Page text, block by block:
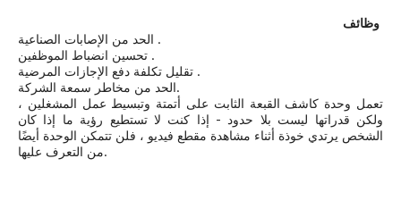
الحد من الإصابات الصناعية .
تحسين انضباط الموظفين .
تقليل تكلفة دفع الإجازات المرضية .
الحد من مخاطر سمعة الشركة.
تعمل وحدة كاشف القبعة الثابت على أتمتة وتبسيط عمل المشغلين ،
ولكن قدراتها ليست بلا حدود - إذا كنت لا تستطيع رؤية ما إذا كان
الشخص يرتدي خوذة أثناء مشاهدة مقطع فيديو ، فلن تتمكن الوحدة أيضًا
من التعرف عليها.